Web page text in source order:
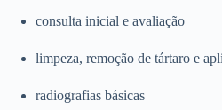
consulta inicial e avaliação
limpeza, remoção de tártaro e
radiografias básicas